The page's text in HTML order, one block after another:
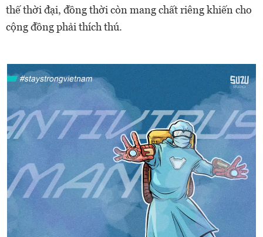
thế thời đại, đồng thời còn mang chất riêng khiến cho
cộng đồng phải thích thú.